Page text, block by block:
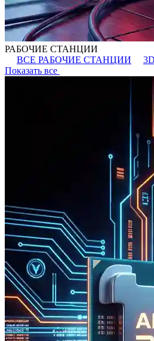
РАБОЧИЕ СТАНЦИИ
ВСЕ РАБОЧИЕ СТАНЦИИ
Показать все